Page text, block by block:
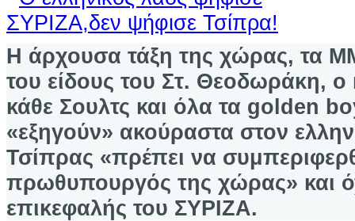
Η άρχουσα τάξη της χώρας, τα
του είδους του Στ. Θεοδωράκη, ο
κάθε Σουλτς και όλα τα golden
«εξηγούν» ακούραστα στον
Τσίπρας «πρέπει να
πρωθυπουργός της χώρας» και
επικεφαλής του ΣΥΡΙΖΑ.